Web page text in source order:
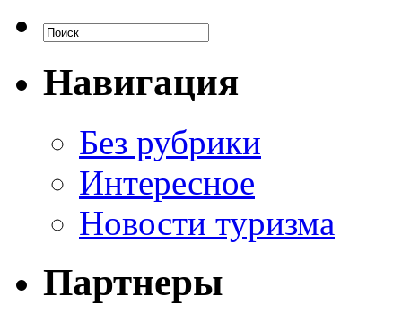
Навигация
Без рубрики
Интересное
Новости туризма
Партнеры